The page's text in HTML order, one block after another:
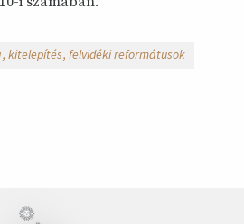
kitelepítés felvidéki reformátusok